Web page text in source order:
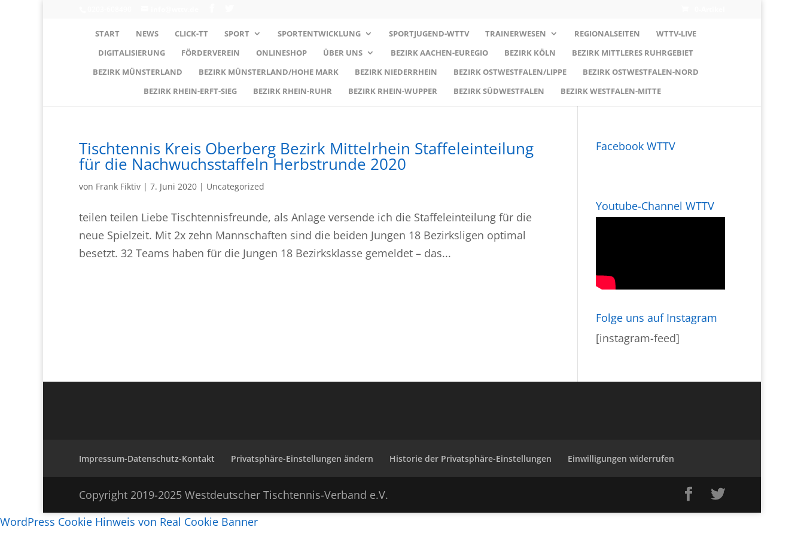
START NEWS CLICK-TT SPORT SPORTENTWICKLUNG SPORTJUGEND-WTTV TRAINERWESEN REGIONALSEITEN
WTTV-LIVE
DIGITALISIERUNG
FÖRDERVEREIN ONLINESHOP ÜBER UNS BEZIRK AACHEN-EUREGIO BEZIRK KÖLN
BEZIRK MITTLERES RUHRGEBIET
BEZIRK MÜNSTERLAND
BEZIRK MÜNSTERLAND/HOHE MARK BEZIRK NIEDERRHEIN BEZIRK OSTWESTFALEN/LIPPE
BEZIRK OSTWESTFALEN-NORD
BEZIRK RHEIN-ERFT-SIEG
BEZIRK RHEIN-RUHR BEZIRK RHEIN-WUPPER BEZIRK SÜDWESTFALEN BEZIRK WESTFALEN-MITTE
Tischtennis Kreis Oberberg Bezirk Mittelrhein Staffeleinteilung
für die Nachwuchsstaffeln Herbstrunde 2020
von Frank Fiktiv | 7. Juni 2020 | Uncategorized
teilen teilen Liebe Tischtennisfreunde, als Anlage versende ich die Staffeleinteilung für die
neue Spielzeit. Mit 2x zehn Mannschaften sind die beiden Jungen 18 Bezirksligen optimal
besetzt. 32 Teams haben für die Jungen 18 Bezirksklasse gemeldet – das...
Facebook WTTV
Youtube-Channel WTTV
Folge uns auf Instagram
[instagram-feed]
Impressum-Datenschutz-Kontakt Privatsphäre-Einstellungen ändern Historie der Privatsphäre-Einstellungen Einwilligungen widerrufen
Copyright 2019-2025 Westdeutscher Tischtennis-Verband e.V.
WordPress Cookie Hinweis von Real Cookie Banner